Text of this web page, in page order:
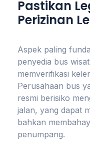
Pastikan
Perizinan
Aspek paling
penyedia bus
memverifikasi
Perusahaan bus
resmi berisiko
jalan, yang dapat
bahkan
penumpang.